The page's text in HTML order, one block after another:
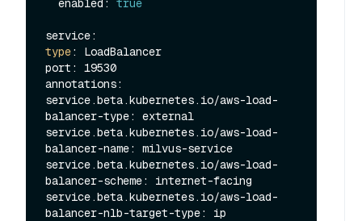
type: LoadBalancer
port: 19530
annotations:
service.beta.kubernetes.io/aws-load-
balancer-type: external
service.beta.kubernetes.io/aws-load-
balancer-name: milvus-service
service.beta.kubernetes.io/aws-load-
balancer-scheme: internet-facing
service.beta.kubernetes.io/aws-load-
balancer-nlb-target-type: ip